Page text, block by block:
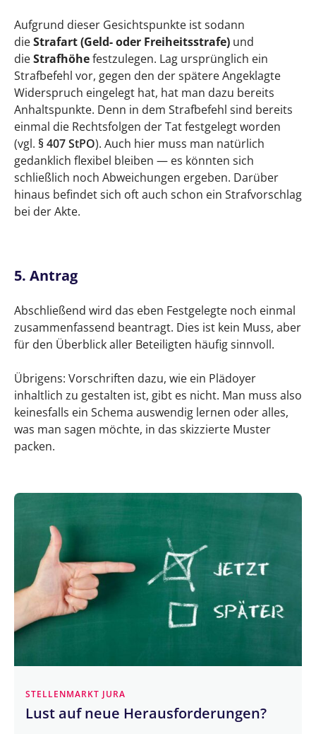
Aufgrund dieser Gesichtspunkte ist sodann
dieStrafart(Geld- oder Freiheitsstrafe) und
dieStrafhöhefestzulegen. Lag ursprünglich ein
Strafbefehl vor, gegen den der spätere Angeklagte
Widerspruch eingelegt hat, hat man dazu bereits
Anhaltspunkte. Denn in dem Strafbefehl sind bereits
einmal die Rechtsfolgen der Tat festgelegt worden
(vgl. § 407 StPO). Auch hier muss man natürlich
gedanklich flexibel bleiben — es könnten sich
schließlich noch Abweichungen ergeben. Darüber
hinaus befindet sich oft auch schon ein Strafvorschlag
bei der Akte.
5. Antrag
Abschließend wird das eben Festgelegte noch einmal
zusammenfassend beantragt. Dies ist kein Muss, aber
für den Überblick aller Beteiligten häufig sinnvoll.
Übrigens: Vorschriften dazu, wie ein Plädoyer
inhaltlich zu gestalten ist, gibt es nicht. Man muss also
keinesfalls ein Schema auswendig lernen oder alles,
was man sagen möchte, in das skizzierte Muster
packen.
STELLENMARKT JURA
Lust auf neue Herausforderungen?